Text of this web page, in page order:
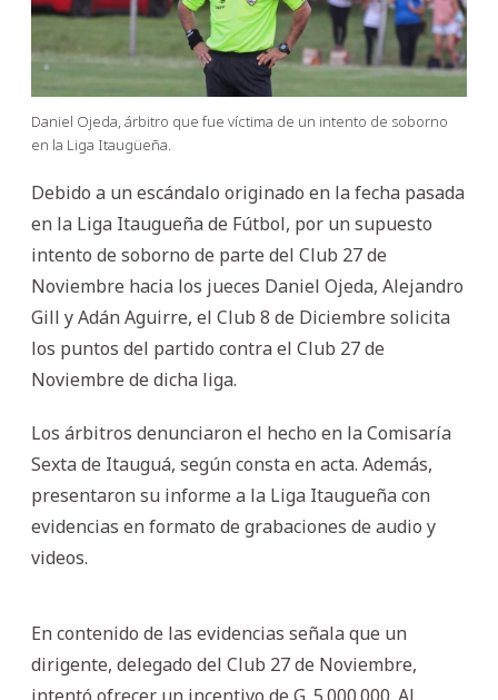
Daniel Ojeda, árbitro que fue víctima de un intento de soborno
en la Liga Itaugüeña.
Debido a un escándalo originado en la fecha pasada
en la Liga Itaugueña de Fútbol, por un supuesto
intento de soborno de parte del Club 27 de
Noviembre hacia los jueces Daniel Ojeda, Alejandro
Gill y Adán Aguirre, el Club 8 de Diciembre solicita
los puntos del partido contra el Club 27 de
Noviembre de dicha liga.
Los árbitros denunciaron el hecho en la Comisaría
Sexta de Itauguá, según consta en acta. Además,
presentaron su informe a la Liga Itaugueña con
evidencias en formato de grabaciones de audio y
videos.
En contenido de las evidencias señala que un
dirigente, delegado del Club 27 de Noviembre,